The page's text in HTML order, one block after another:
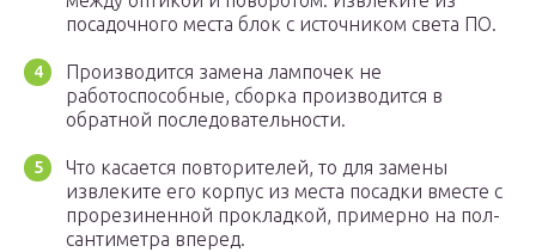
посадочного места блок с источником света ПО.
Производится замена лампочек не
работоспособные, сборка производится в
обратной последовательности.
Что касается повторителей, то для замены
извлеките его корпус из места посадки вместе с
прорезиненной прокладкой, примерно на пол-
сантиметра вперед.